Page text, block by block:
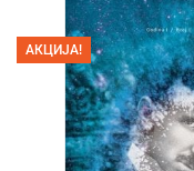
АКЦИЈА!